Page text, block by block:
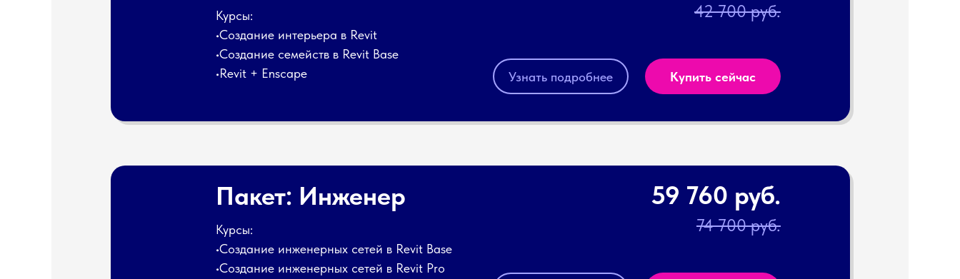
Курсы:
•Создание интерьера в Revit
•Создание семейств в Revit Base
•Revit + Enscape
Купить сейчас
42 700 руб.
Узнать подробнее
Курсы:
•Создание инженерных сетей в Revit Base
•Создание инженерных сетей в Revit Pro
Пакет: Инженер 59 760 руб.
74 700 руб.